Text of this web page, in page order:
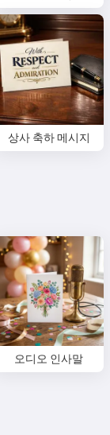
상사 축하 메시지
오디오 인사말